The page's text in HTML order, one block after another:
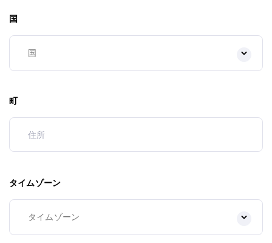
国
町
タイムゾーン